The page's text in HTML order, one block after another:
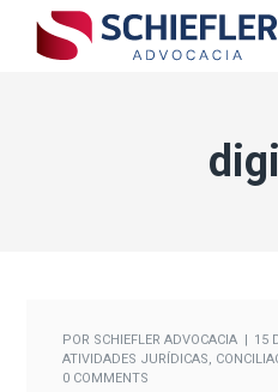
POR SCHIEFLER ADVOCACIA
15
ATIVIDADES JURÍDICAS,
0 COMMENTS